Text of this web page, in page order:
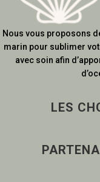
Nous vous proposons
marin pour sublimer
avec soin afin
LES